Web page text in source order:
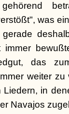
was
gerade
immer
das
weiter
Liedern, in
Navajos